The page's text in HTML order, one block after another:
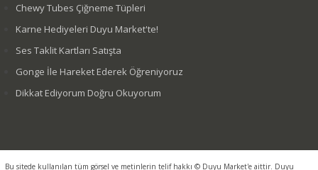
Chewy Tubes Çiğneme Tüpleri
Karne Hediyeleri Duyu Market'te!
Ses Taklit Kartları Satışta
Gonge İle Hareket Ederek Öğreniyoruz
Dikkat Ediyorum Doğru Okuyorum
Bu sitede kullanılan tüm görsel ve metinlerin telif hakkı © Duyu Market'e aittir. Duyu